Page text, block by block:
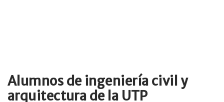
Alumnos de ingeniería civil y
arquitectura de la UTP